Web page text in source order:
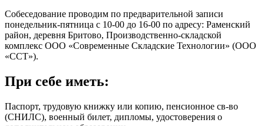
Собеседование проводим по предварительной записи
понедельник-пятница с 10-00 до 16-00 по адресу: Раменский
район, деревня Бритово, Производственно-складской
комплекс ООО «Современные Складские Технологии» (ООО
«ССТ»).
При себе иметь:
Паспорт, трудовую книжку или копию, пенсионное св-во
(СНИЛС), военный билет, дипломы, удостоверения о